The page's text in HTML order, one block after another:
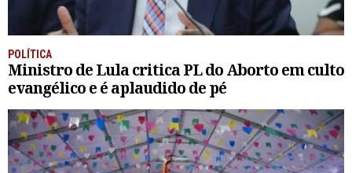
POLÍTICA
Ministro de Lula critica PL do Aborto em culto
evangélico e é aplaudido de pé